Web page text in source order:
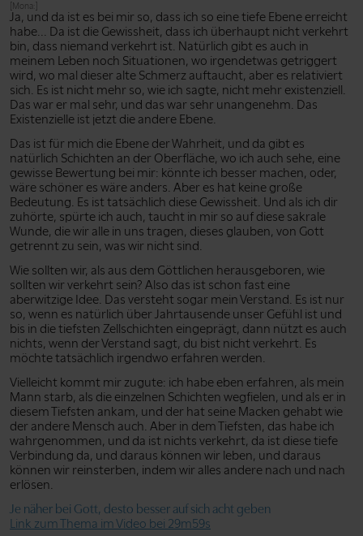
[Mona:]
Ja, und da ist es bei mir so, dass ich so eine tiefe Ebene erreicht
habe... Da ist die Gewissheit, dass ich überhaupt nicht verkehrt
bin, dass niemand verkehrt ist. Natürlich gibt es auch in
meinem Leben noch Situationen, wo irgendetwas getriggert
wird, wo mal dieser alte Schmerz auftaucht, aber es relativiert
sich. Es ist nicht mehr so, wie ich sagte, nicht mehr existenziell.
Das war er mal sehr, und das war sehr unangenehm. Das
Existenzielle ist jetzt die andere Ebene.
Das ist für mich die Ebene der Wahrheit, und da gibt es
natürlich Schichten an der Oberfläche, wo ich auch sehe, eine
gewisse Bewertung bei mir: könnte ich besser machen, oder,
wäre schöner es wäre anders. Aber es hat keine große
Bedeutung. Es ist tatsächlich diese Gewissheit. Und als ich dir
zuhörte, spürte ich auch, taucht in mir so auf diese sakrale
Wunde, die wir alle in uns tragen, dieses glauben, von Gott
getrennt zu sein, was wir nicht sind.
Wie sollten wir, als aus dem Göttlichen herausgeboren, wie
sollten wir verkehrt sein? Also das ist schon fast eine
aberwitzige Idee. Das versteht sogar mein Verstand. Es ist nur
so, wenn es natürlich über Jahrtausende unser Gefühl ist und
bis in die tiefsten Zellschichten eingeprägt, dann nützt es auch
nichts, wenn der Verstand sagt, du bist nicht verkehrt. Es
möchte tatsächlich irgendwo erfahren werden.
Vielleicht kommt mir zugute: ich habe eben erfahren, als mein
Mann starb, als die einzelnen Schichten wegfielen, und als er in
diesem Tiefsten ankam, und der hat seine Macken gehabt wie
der andere Mensch auch. Aber in dem Tiefsten, das habe ich
wahrgenommen, und da ist nichts verkehrt, da ist diese tiefe
Verbindung da, und daraus können wir leben, und daraus
können wir reinsterben, indem wir alles andere nach und nach
erlösen.
Je näher bei Gott, desto besser auf sich acht geben
Link zum Thema im Video bei 29m59s